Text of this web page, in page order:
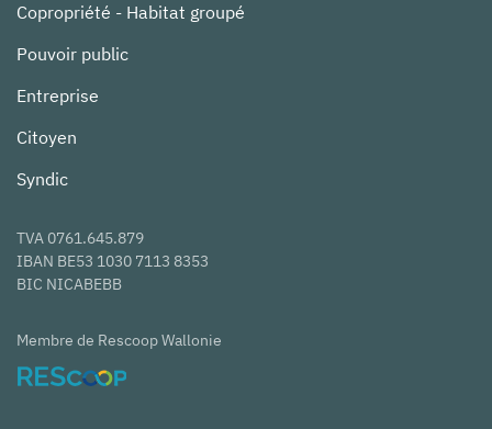
Copropriété - Habitat groupé
Pouvoir public
Entreprise
Citoyen
Syndic
TVA 0761.645.879
IBAN BE53 1030 7113 8353
BIC NICABEBB
Membre de Rescoop Wallonie